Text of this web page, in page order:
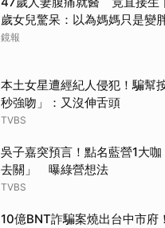
歲女兒驚呆：以為媽媽只是變
鏡報
本土女星遭經紀人侵犯！騙幫
秒強吻」：又沒伸舌頭
TVBS
吳子嘉突預言！點名藍營1大
去關」 曝綠營想法
TVBS
10億BNT詐騙案燒出台中市府